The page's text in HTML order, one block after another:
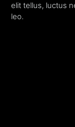
elit tellus, luctus
leo.